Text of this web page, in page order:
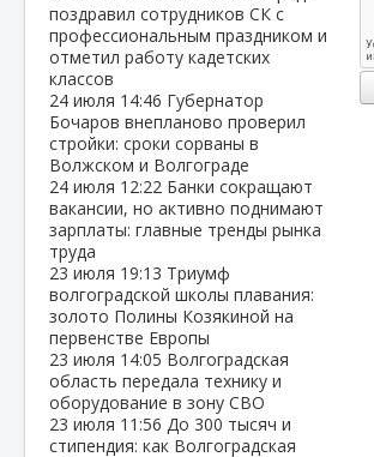
поздравил сотрудников СК с
профессиональным праздником и
отметил работу кадетских
классов
24 июля 14:46 Губернатор
Бочаров внепланово проверил
стройки: сроки сорваны в
Волжском и Волгограде
24 июля 12:22 Банки сокращают
вакансии, но активно поднимают
зарплаты: главные тренды рынка
труда
23 июля 19:13 Триумф
волгоградской школы плавания:
золото Полины Козякиной на
первенстве Европы
23 июля 14:05 Волгоградская
область передала технику и
оборудование в зону СВО
23 июля 11:56 До 300 тысяч и
стипендия: как Волгоградская